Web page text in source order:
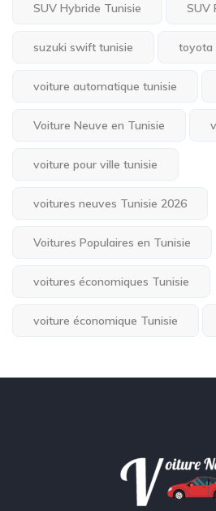
SUV Hybride Tunisie SUV
suzuki swift tunisie toyota
voiture automatique tunisie
Voiture Neuve en Tunisie
voiture pour ville tunisie
voitures neuves Tunisie 2026
Voitures Populaires en Tunisie
voitures économiques Tunisie
voiture économique Tunisie